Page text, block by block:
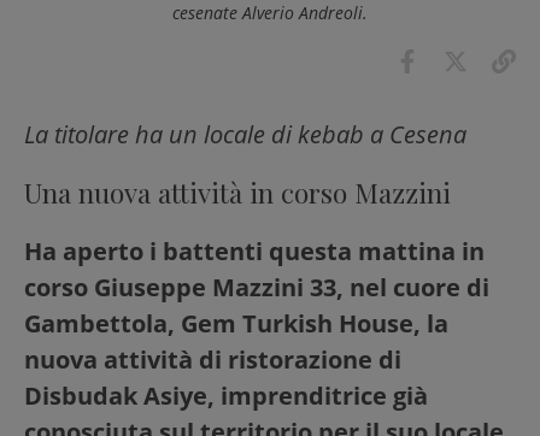
cesenate Alverio Andreoli.
La titolare ha un locale di kebab a Cesena
Una nuova attività in corso Mazzini
Ha aperto i battenti questa mattina in
corso Giuseppe Mazzini 33, nel cuore di
Gambettola, Gem Turkish House, la
nuova attività di ristorazione di
Disbudak Asiye, imprenditrice già